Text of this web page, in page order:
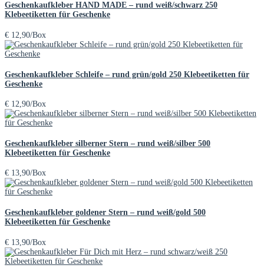
Geschenkaufkleber HAND MADE – rund weiß/schwarz 250
Klebeetiketten für Geschenke
€ 12,90/Box
Geschenkaufkleber Schleife – rund grün/gold 250 Klebeetiketten für
Geschenke
€ 12,90/Box
Geschenkaufkleber silberner Stern – rund weiß/silber 500
Klebeetiketten für Geschenke
€ 13,90/Box
Geschenkaufkleber goldener Stern – rund weiß/gold 500
Klebeetiketten für Geschenke
€ 13,90/Box